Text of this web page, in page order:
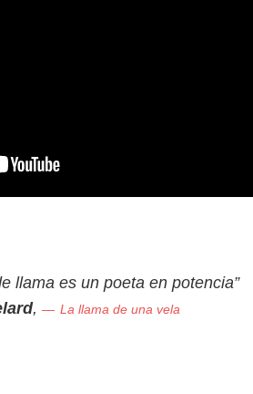
de llama es
, La llama de una vela